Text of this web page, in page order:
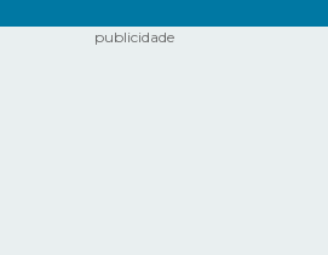
publicidade